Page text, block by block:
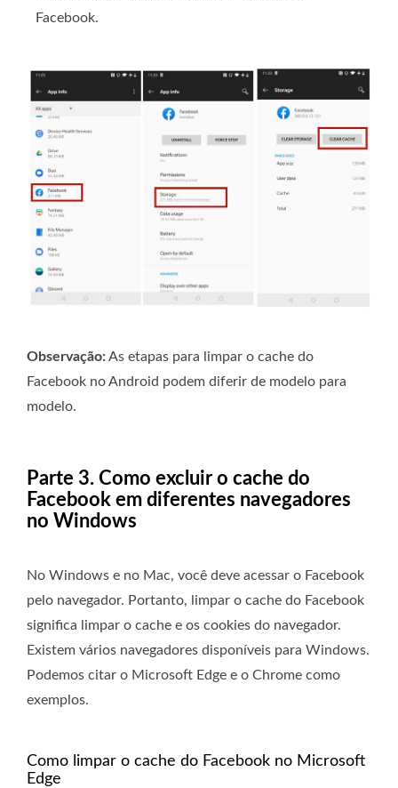
Facebook.
Observação:As etapas para limpar o cache do
Facebook no Android podem diferir de modelo para
modelo.
Parte 3. Como excluir o cache do
Facebook em diferentes navegadores
no Windows
No Windows e no Mac, você deve acessar o Facebook
pelo navegador. Portanto, limpar o cache do Facebook
significa limpar o cache e os cookies do navegador.
Existem vários navegadores disponíveis para Windows.
Podemos citar o Microsoft Edge e o Chrome como
exemplos.
Como limpar o cache do Facebook no Microsoft
Edge